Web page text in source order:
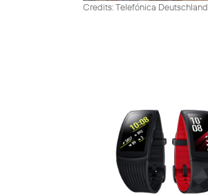
Credits: Telefónica Deutschland